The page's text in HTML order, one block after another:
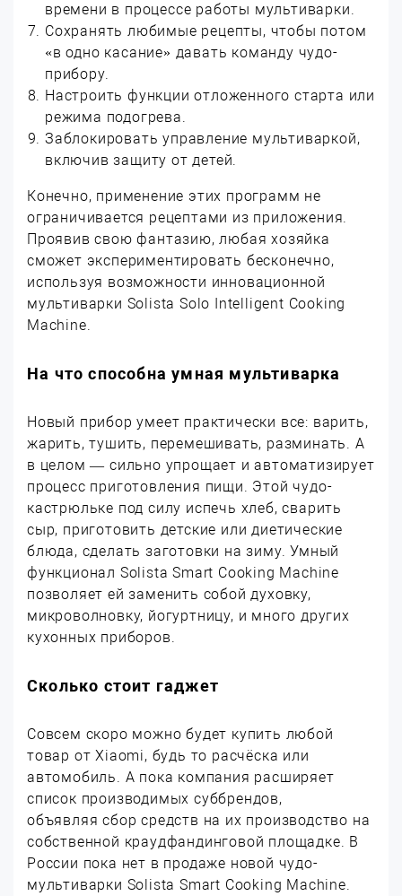
времени в процессе работы мультиварки.
Сохранять любимые рецепты, чтобы потом
«в одно касание» давать команду чудо-
прибору.
Настроить функции отложенного старта или
режима подогрева.
Заблокировать управление мультиваркой,
включив защиту от детей.
Конечно, применение этих программ не
ограничивается рецептами из приложения.
Проявив свою фантазию, любая хозяйка
сможет экспериментировать бесконечно,
используя возможности инновационной
мультиварки Solista Solo Intelligent Cooking
Machine.
На что способна умная мультиварка
Новый прибор умеет практически все: варить,
жарить, тушить, перемешивать, разминать. А
в целом — сильно упрощает и автоматизирует
процесс приготовления пищи. Этой чудо-
кастрюльке под силу испечь хлеб, сварить
сыр, приготовить детские или диетические
блюда, сделать заготовки на зиму. Умный
функционал Solista Smart Cooking Machine
позволяет ей заменить собой духовку,
микроволновку, йогуртницу, и много других
кухонных приборов.
Сколько стоит гаджет
Совсем скоро можно будет купить любой
товар от Xiaomi, будь то расчёска или
автомобиль. А пока компания расширяет
список производимых суббрендов,
объявляя сбор средств на их производство на
собственной краудфандинговой площадке. В
России пока нет в продаже новой чудо-
мультиварки Solista Smart Cooking Machine.